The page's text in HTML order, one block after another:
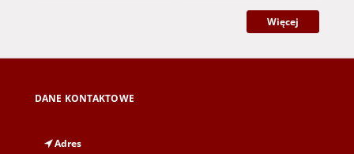
Więcej
DANE KONTAKTOWE
Adres